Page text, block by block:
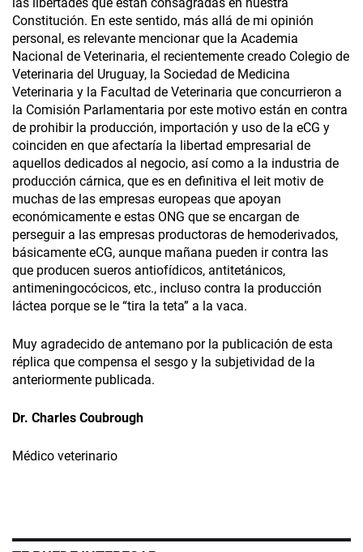
Constitución. En este sentido, más allá de mi opinión
personal, es relevante mencionar que la Academia
Nacional de Veterinaria, el recientemente creado Colegio de
Veterinaria del Uruguay, la Sociedad de Medicina
Veterinaria y la Facultad de Veterinaria que concurrieron a
la Comisión Parlamentaria por este motivo están en contra
de prohibir la producción, importación y uso de la eCG y
coinciden en que afectaría la libertad empresarial de
aquellos dedicados al negocio, así como a la industria de
producción cárnica, que es en definitiva el leit motiv de
muchas de las empresas europeas que apoyan
económicamente e estas ONG que se encargan de
perseguir a las empresas productoras de hemoderivados,
básicamente eCG, aunque mañana pueden ir contra las
que producen sueros antiofídicos, antitetánicos,
antimeningocócicos, etc., incluso contra la producción
láctea porque se le “tira la teta” a la vaca.
Muy agradecido de antemano por la publicación de esta
réplica que compensa el sesgo y la subjetividad de la
anteriormente publicada.
Dr. Charles Coubrough
Médico veterinario